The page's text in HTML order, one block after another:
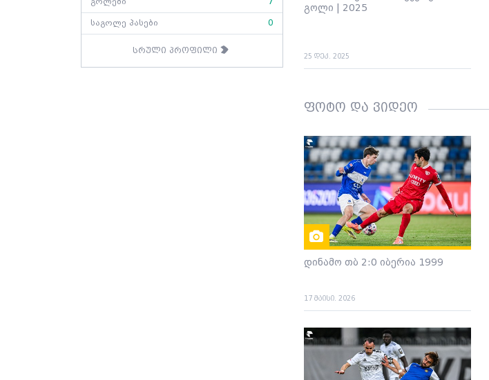
საგოლე პასები 0
სრული პროფილი
გოლი | 2025
25 დეკ. 2025
ფოტო და ვიდეო
დინამო თბ 2:0 იბერია 1999
17 მაისი. 2026